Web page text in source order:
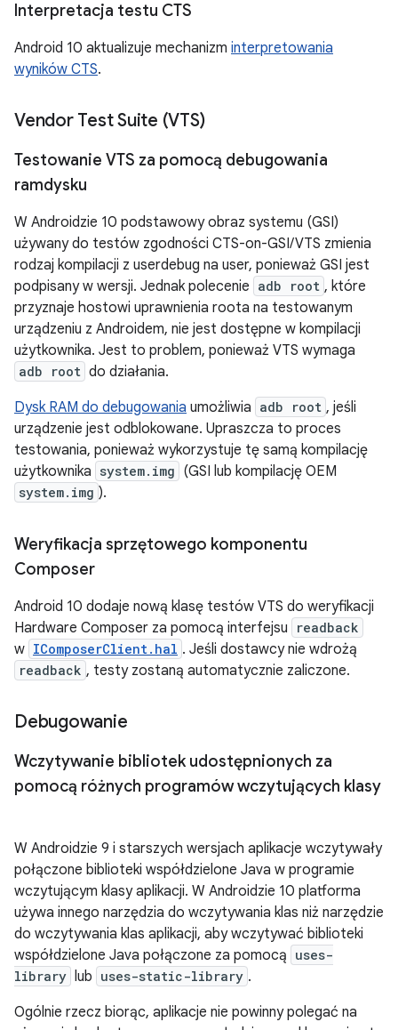
Interpretacja testu CTS
Android 10 aktualizuje mechanizm interpretowania
wyników CTS.
Vendor Test Suite (VTS)
Testowanie VTS za pomocą debugowania
ramdysku
W Androidzie 10 podstawowy obraz systemu (GSI)
używany do testów zgodności CTS-on-GSI/VTS zmienia
rodzaj kompilacji z userdebug na user, ponieważ GSI jest
podpisany w wersji. Jednak polecenie adb root , które
przyznaje hostowi uprawnienia roota na testowanym
urządzeniu z Androidem, nie jest dostępne w kompilacji
użytkownika. Jest to problem, ponieważ VTS wymaga
adb root do działania.
Dysk RAM do debugowania umożliwia adb root , jeśli
urządzenie jest odblokowane. Upraszcza to proces
testowania, ponieważ wykorzystuje tę samą kompilację
użytkownika system.img (GSI lub kompilację OEM
system.img ).
Weryfikacja sprzętowego komponentu
Composer
Android 10 dodaje nową klasę testów VTS do weryfikacji
Hardware Composer za pomocą interfejsu
readback
w IComposerClient.hal . Jeśli dostawcy nie wdrożą
readback , testy zostaną automatycznie zaliczone.
Debugowanie
Wczytywanie bibliotek udostępnionych za
pomocą różnych programów wczytujących klasy
W Androidzie 9 i starszych wersjach aplikacje wczytywały
połączone biblioteki współdzielone Java w programie
wczytującym klasy aplikacji. W Androidzie 10 platforma
używa innego narzędzia do wczytywania klas niż narzędzie
do wczytywania klas aplikacji, aby wczytywać biblioteki
współdzielone Java połączone za pomocą uses-
library lub uses-static-library .
Ogólnie rzecz biorąc, aplikacje nie powinny polegać na